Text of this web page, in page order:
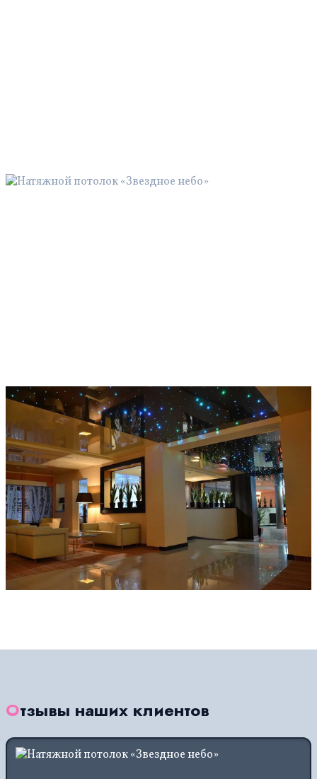
Отзывы наших клиентов